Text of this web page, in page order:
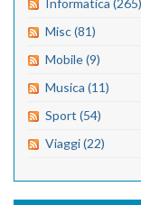
Informatica (265)
Misc (81)
Mobile (9)
Musica (11)
Sport (54)
Viaggi (22)